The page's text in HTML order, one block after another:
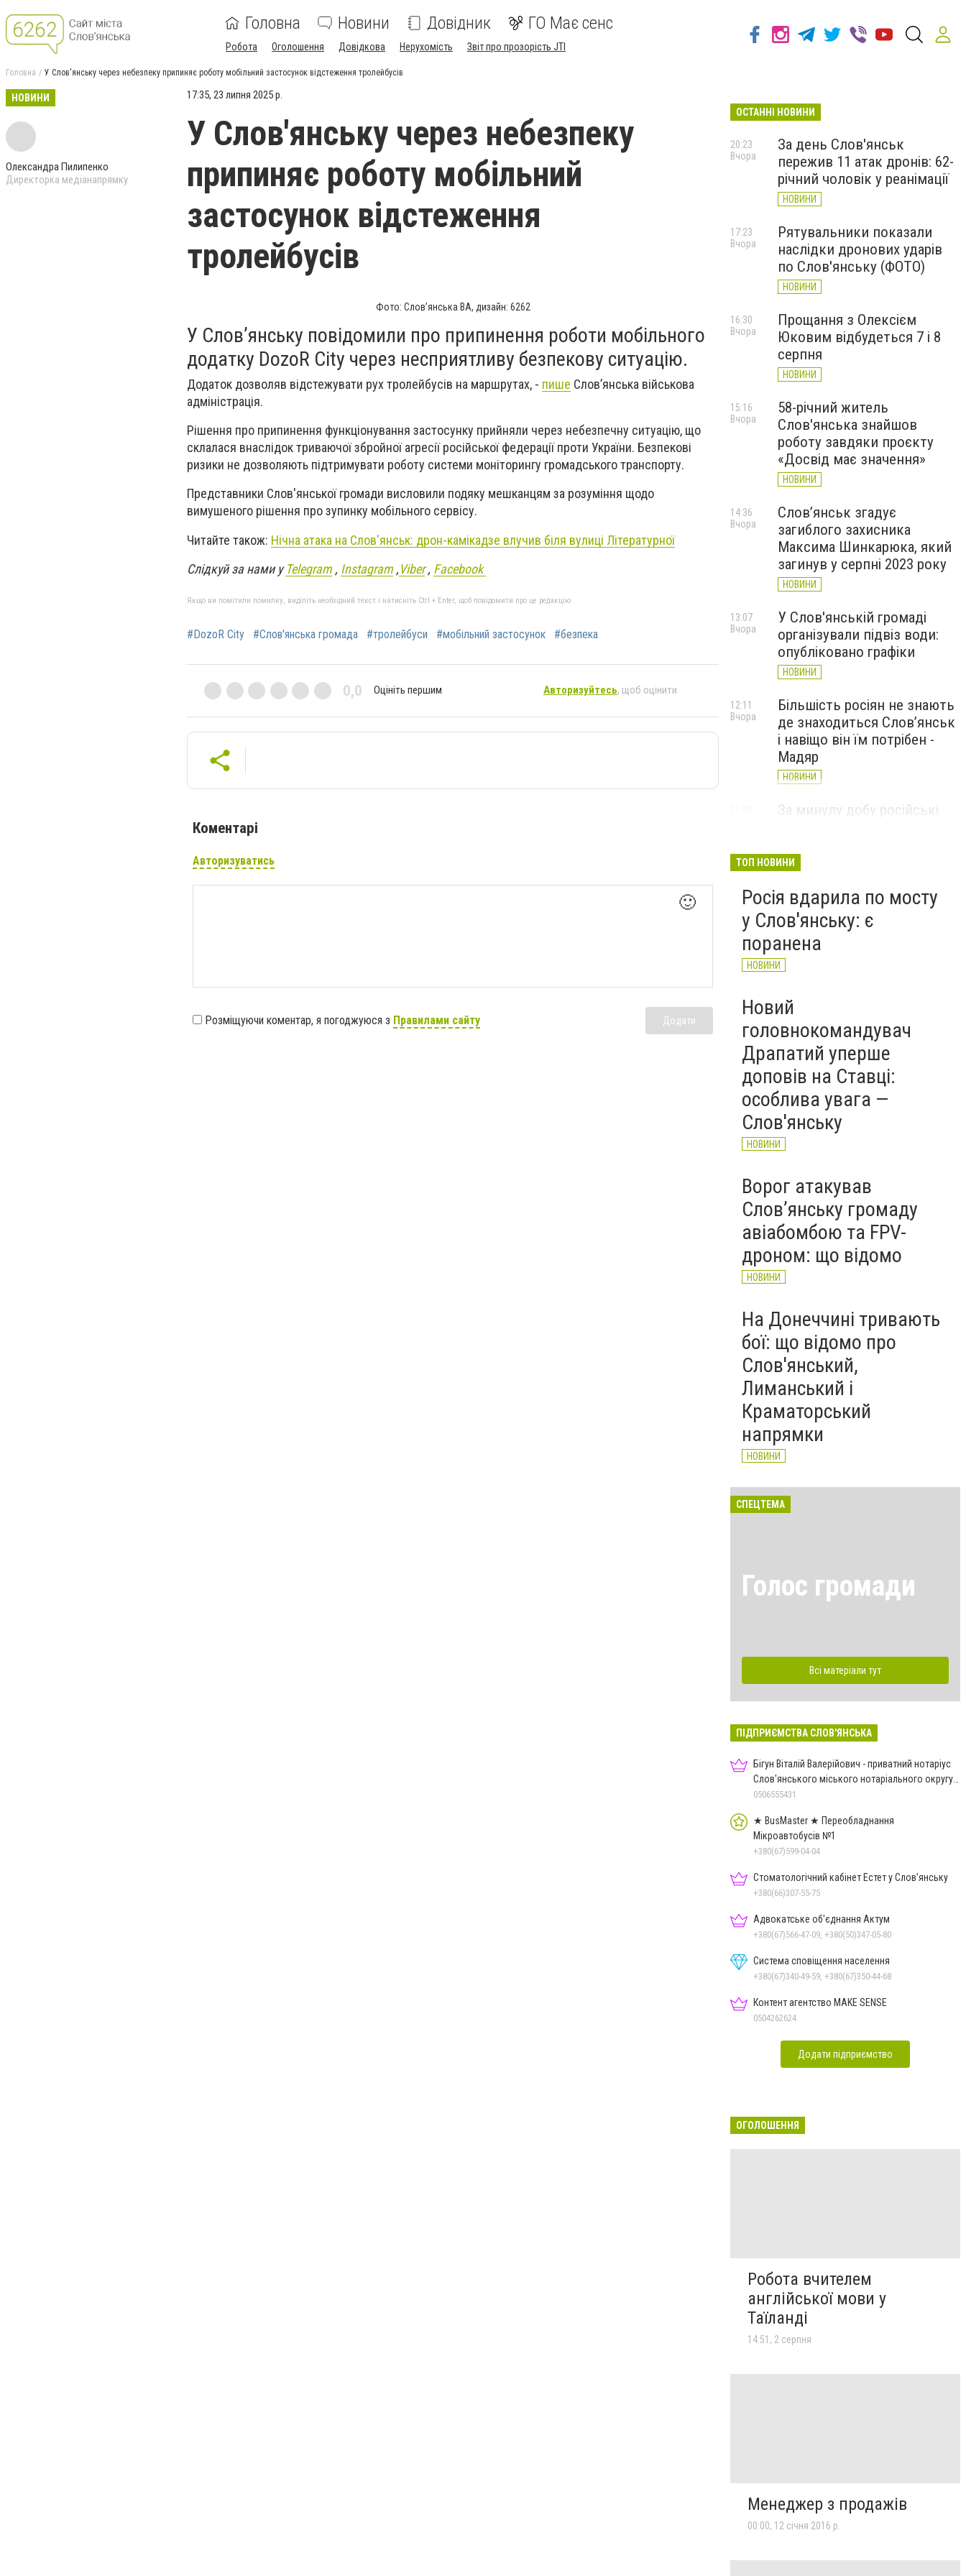
Головна Новини Довідник ГО Має сенс
Робота Оголошення Довідкова Нерухомість Звіт про прозорість JTI
Головна У Слов'янську через небезпеку припиняє роботу мобільний застосунок відстеження тролейбусів
НОВИНИ
Олександра Пилипенко
Директорка медіанапрямку
17:35, 23 липня 2025 р.
У Слов'янську через небезпеку
припиняє роботу мобільний
застосунок відстеження
тролейбусів
Фото: Слов’янська ВА, дизайн: 6262
У Слов’янську повідомили про припинення роботи мобільного
додатку DozoR City через несприятливу безпекову ситуацію.
Додаток дозволяв відстежувати рух тролейбусів на маршрутах, - пише Слов’янська військова
адміністрація.
Рішення про припинення функціонування застосунку прийняли через небезпечну ситуацію, що
склалася внаслідок триваючої збройної агресії російської федерації проти України. Безпекові
ризики не дозволяють підтримувати роботу системи моніторингу громадського транспорту.
Представники Слов'янської громади висловили подяку мешканцям за розуміння щодо
вимушеного рішення про зупинку мобільного сервісу.
Читайте також: Нічна атака на Слов'янськ: дрон-камікадзе влучив біля вулиці Літературної
Слідкуй за нами уTelegram , Instagram ,Viber, Facebook
Якщо ви помітили помилку, виділіть необхідний текст і натисніть Ctrl + Enter, щоб повідомити про це редакцію
#DozoR City #Слов'янська громада #тролейбуси #мобільний застосунок #безпека
0,0 Оцініть першим Авторизуйтесь, щоб оцінити
Коментарі
Авторизуватись
🙂
Розміщуючи коментар, я погоджуюся з Правилами сайту Додати
ОСТАННІ НОВИНИ
За день Слов'янськ
пережив 11 атак дронів: 62-
річний чоловік у реанімації
НОВИНИ
20:23
Вчора
Рятувальники показали
наслідки дронових ударів
по Слов'янську (ФОТО)
НОВИНИ
17:23
Вчора
Прощання з Олексієм
Юковим відбудеться 7 і 8
серпня
НОВИНИ
16:30
Вчора
58-річний житель
Слов'янська знайшов
роботу завдяки проєкту
«Досвід має значення»
НОВИНИ
15:16
Вчора
Слов’янськ згадує
загиблого захисника
Максима Шинкарюка, який
загинув у серпні 2023 року
НОВИНИ
14:36
Вчора
У Слов'янській громаді
організували підвіз води:
опубліковано графіки
НОВИНИ
13:07
Вчора
Більшість росіян не знають
де знаходиться Слов’янськ
і навіщо він їм потрібен -
Мадяр
НОВИНИ
12:11
Вчора
За минулу добу російські
великої війни: 6 серпня
ТОП НОВИНИ
Росія вдарила по мосту
у Слов'янську: є
поранена
НОВИНИ
Новий
головнокомандувач
Драпатий уперше
доповів на Ставці:
особлива увага —
Слов'янську
НОВИНИ
Ворог атакував
Слов’янську громаду
авіабомбою та FPV-
дроном: що відомо
НОВИНИ
На Донеччині тривають
бої: що відомо про
Слов'янський,
Лиманський і
Краматорський
напрямки
НОВИНИ
СПЕЦТЕМА
Голос громади
Всі матеріали тут
ПІДПРИЄМСТВА СЛОВ'ЯНСЬКА
Бігун Віталій Валерійович - приватний нотаріус
Слов'янського міського нотаріального округу
Дон.обл.
0506555431
★ BusMaster ★ Переобладнання
Мікроавтобусів №1
+380(67)599-04-04
Стоматологічний кабінет Естет у Слов'янську
+380(66)307-55-75
Адвокатське об'єднання Актум
+380(67)566-47-09, +380(50)347-05-80
Система сповіщення населення
+380(67)340-49-59, +380(67)350-44-68
Контент агентство MAKE SENSE
0504262624
Додати підприємство
ОГОЛОШЕННЯ
Робота вчителем
англійської мови у
Таїланді
14:51, 2 серпня
Менеджер з продажів
00:00, 12 січня 2016 р.